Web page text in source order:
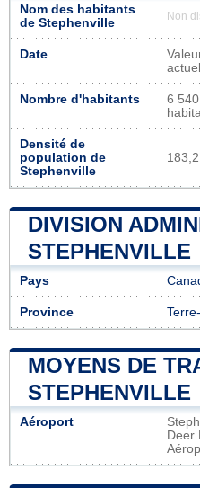
Nom des habitants
de Stephenville
Non
Date
Nombre d'habitants
6 540
Densité de
population de
Stephenville
DIVISION
STEPHENVILLE
Pays
Province
MOYENS DE
STEPHENVILLE
Aéroport
Deer